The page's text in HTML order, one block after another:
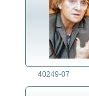
40249-07